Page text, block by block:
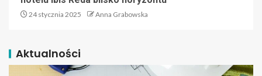
24 stycznia 2025 Anna Grabowska
Aktualności